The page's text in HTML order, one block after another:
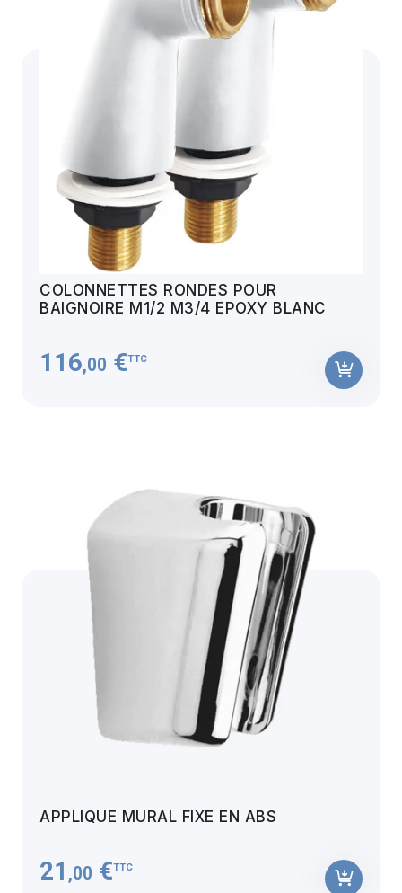
COLONNETTES RONDES POUR
BAIGNOIRE M1/2 M3/4 EPOXY BLANC
116,00 €TTC
APPLIQUE MURAL FIXE EN ABS
21 ,00 €TTC